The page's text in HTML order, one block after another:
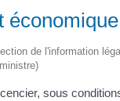
économique
de l'information
sous